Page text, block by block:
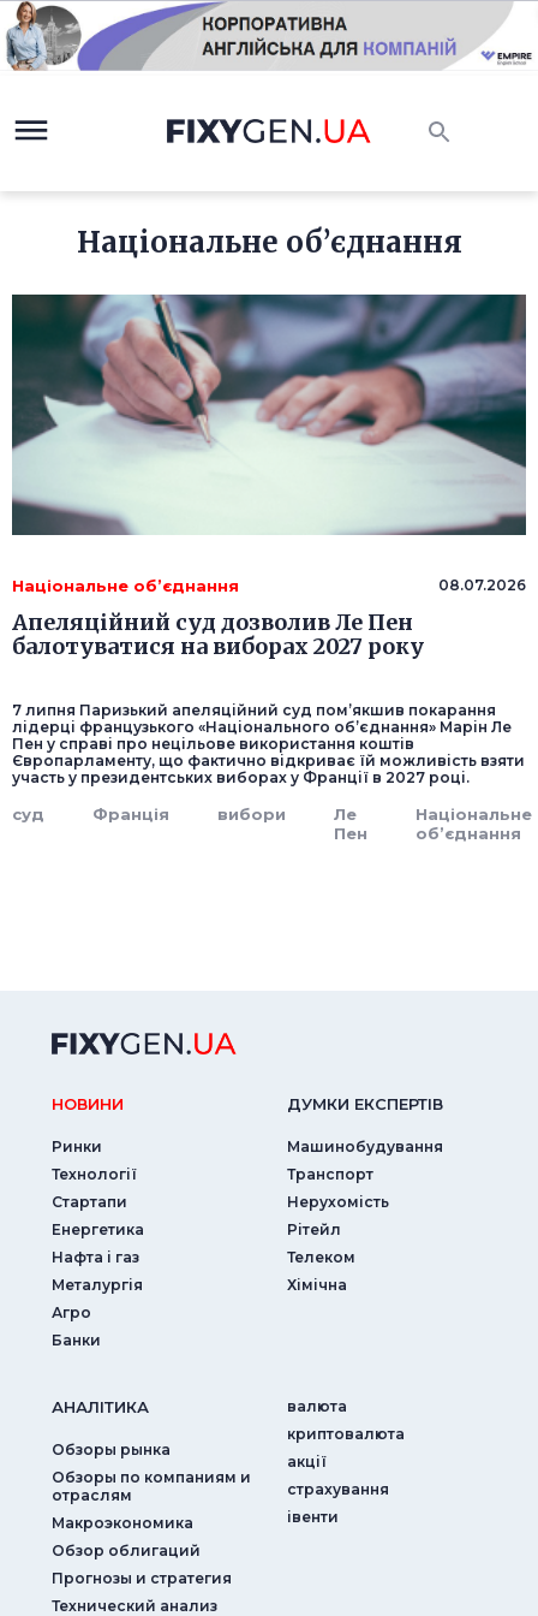
Національне об’єднання
Національне об’єднання 08.07.2026
Апеляційний суд дозволив Ле Пен
балотуватися на виборах 2027 року
7 липня Паризький апеляційний суд пом’якшив покарання
лідерці французького «Національного об’єднання» Марін Ле
Пен у справі про нецільове використання коштів
Європарламенту, що фактично відкриває їй можливість взяти
участь у президентських виборах у Франції в 2027 році.
суд Франція вибори
Ле
Пен
Національне
об’єднання
НОВИНИ
Ринки
Технології
Стартапи
Енергетика
Нафта і газ
Металургія
Агро
Банки
ДУМКИ ЕКСПЕРТIВ
Машинобудування
Транспорт
Нерухомість
Рітейл
Телеком
Хімічна
АНАЛIТИКА
Обзоры рынка
Обзоры по компаниям и
отраслям
Макроэкономика
Обзор облигаций
Прогнозы и стратегия
Технический анализ
валюта
криптовалюта
акції
страхування
iвенти